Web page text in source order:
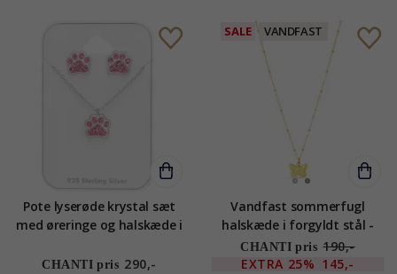
Pote lyserøde krystal sæt
med øreringe og halskæde i
CHANTI pris 290,-
SALE VANDFAST
Vandfast sommerfugl
halskæde i forgyldt stål -
OCEANA
CHANTI pris 190,-
EXTRA 25% 145,-